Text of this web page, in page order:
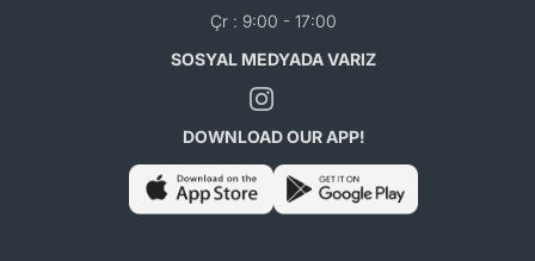
Çr : 9:00 - 17:00
SOSYAL MEDYADA VARIZ
DOWNLOAD OUR APP!